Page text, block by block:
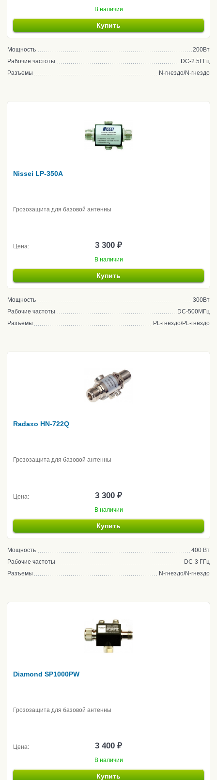
В наличии
Купить
Мощность
200Вт
Рабочие частоты
DC-2.5ГГц
Разъемы
N-гнездо/N-гнездо
Nissei LP-350A
Грозозащита для базовой антенны
Цена: 3 300 ₽
В наличии
Купить
Мощность
300Вт
Рабочие частоты
DC-500МГц
Разъемы
PL-гнездо/PL-гнездо
Radaxo HN-722Q
Грозозащита для базовой антенны
Цена: 3 300 ₽
В наличии
Купить
Мощность
400 Вт
Рабочие частоты
DC-3 ГГц
Разъемы
N-гнездо/N-гнездо
Diamond SP1000PW
Грозозащита для базовой антенны
Цена: 3 400 ₽
В наличии
Купить